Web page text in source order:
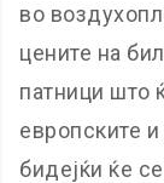
во
цените на
патници што
европските
бидејќи ќе